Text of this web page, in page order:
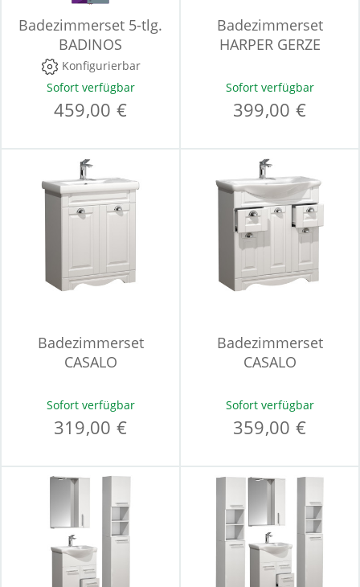
Badezimmerset 5-tlg.
BADINOS
Konfigurierbar
Sofort verfügbar
459,00 €
Badezimmerset
HARPER GERZE
Sofort verfügbar
399,00 €
Badezimmerset
CASALO
Sofort verfügbar
319,00 €
Badezimmerset
CASALO
Sofort verfügbar
359,00 €